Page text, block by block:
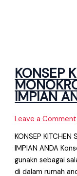
KONSEP
IMPIAN
Leave a Comment
KONSEP KITCHEN
IMPIAN ANDA
gunakn sebagai
di dalam rumah